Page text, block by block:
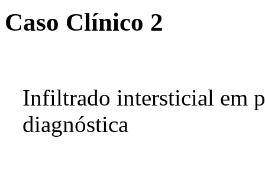
Caso Clínico 2
Infiltrado intersticial em
diagnóstica